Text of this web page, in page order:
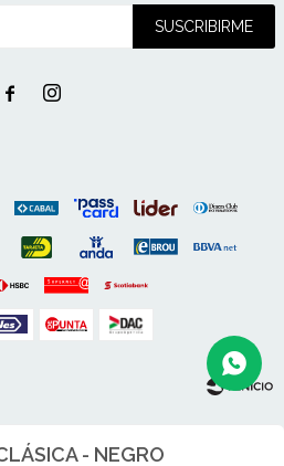
- NEGRO
SUSCRIBIRME
 